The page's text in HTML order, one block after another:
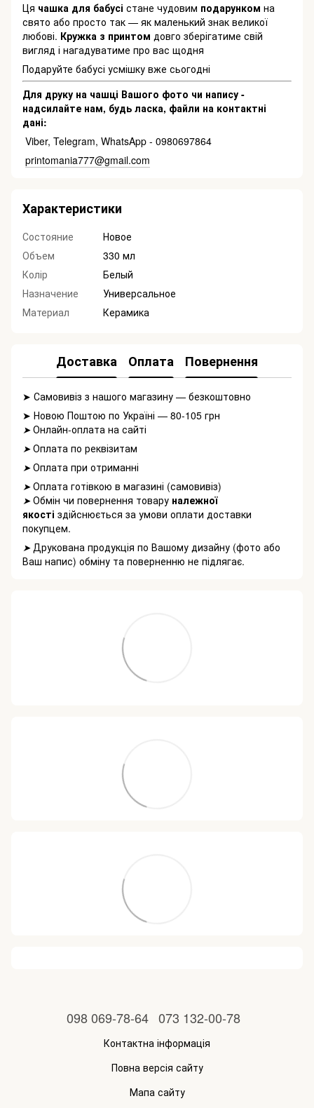
Ця чашка для бабусі стане чудовим подарунком на
свято або просто так — як маленький знак великої
любові. Кружка з принтом довго зберігатиме свій
вигляд і нагадуватиме про вас щодня
Подаруйте бабусі усмішку вже сьогодні
Для друку на чашці Вашого фото чи напису -
надсилайте нам, будь ласка, файли на контактні
дані:
Viber, Telegram, WhatsApp - 0980697864
printomania777@gmail.com
Характеристики
Состояние
Новое
Объем
330 мл
Колір
Белый
Назначение
Универсальное
Материал
Керамика
Доставка Оплата Повернення
➤ Самовивіз з нашого магазину — безкоштовно
➤ Новою Поштою по Україні — 80-105 грн
➤Онлайн-оплата на сайті
➤Оплата по реквізитам
➤Оплата при отриманні
➤Оплата готівкою в магазині (самовивіз)
➤Обмін чи повернення товару належної
якості здійснюється за умови оплати доставки
покупцем.
➤Друкована продукція по Вашому дизайну (фото або
Ваш напис) обміну та поверненню не підлягає.
098 069-78-64 073 132-00-78
Контактна інформація
Повна версія сайту
Мапа сайту